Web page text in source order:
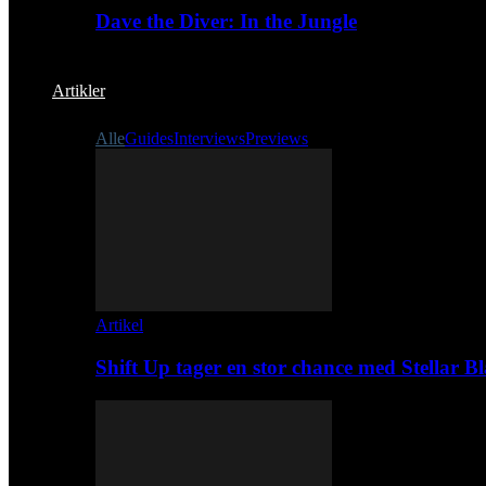
Dave the Diver: In the Jungle
Artikler
AlleGuidesInterviewsPreviews
Artikel
Shift Up tager en stor chance med Stellar